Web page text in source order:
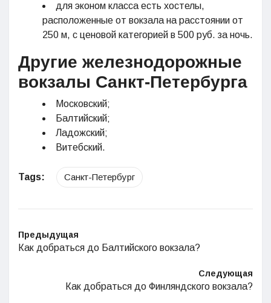
для эконом класса есть хостелы,
расположенные от вокзала на расстоянии от
250 м, с ценовой категорией в 500 руб. за ночь.
Другие железнодорожные
вокзалы Санкт-Петербурга
Московский;
Балтийский;
Ладожский;
Витебский.
Tags: Санкт-Петербург
Предыдущая
Как добраться до Балтийского вокзала?
Следующая
Как добраться до Финляндского вокзала?